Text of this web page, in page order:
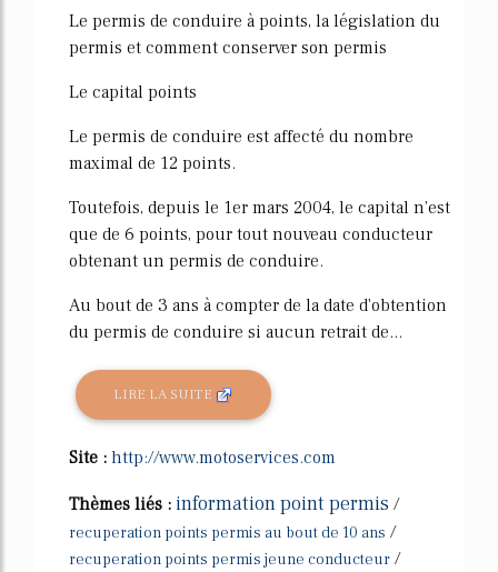
Le permis de conduire à points, la législation du
permis et comment conserver son permis
Le capital points
Le permis de conduire est affecté du nombre
maximal de 12 points.
Toutefois, depuis le 1er mars 2004, le capital n'est
que de 6 points, pour tout nouveau conducteur
obtenant un permis de conduire.
Au bout de 3 ans à compter de la date d'obtention
du permis de conduire si aucun retrait de...
LIRE LA SUITE
Site : http://www.motoservices.com
Thèmes liés : information point permis /
recuperation points permis au bout de 10 ans /
recuperation points permis jeune conducteur /